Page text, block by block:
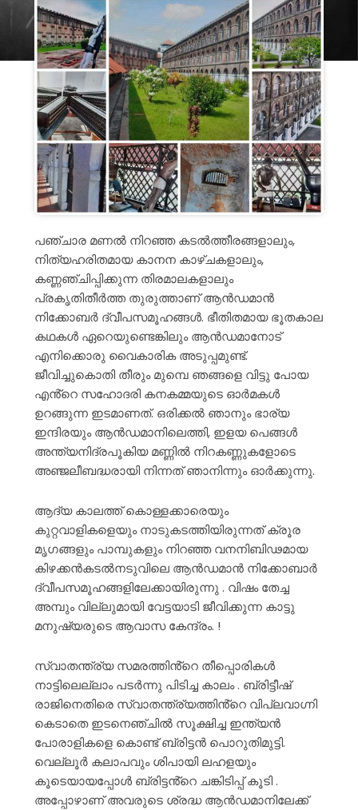
പഞ്ചാര മണൽ നിറഞ്ഞ കടൽത്തീരങ്ങളാലും,
നിത്യഹരിതമായ കാനന കാഴ്ചകളാലും,
കണ്ണഞ്ചിപ്പിക്കുന്ന തിരമാലകളാലും
പ്രകൃതിതീർത്ത തുരുത്താണ് ആൻഡമാൻ
നിക്കോബർ ദ്വീപസമൂഹങ്ങൾ. ഭീതിതമായ ഭൂതകാല
കഥകൾ ഏറെയുണ്ടെങ്കിലും ആൻഡമാനോട്
എനിക്കൊരു വൈകാരിക അടുപ്പമുണ്ട്.
ജീവിച്ചുകൊതി തീരും മുമ്പെ ഞങ്ങളെ വിട്ടു പോയ
എൻ്റെ സഹോദരി കനകമ്മയുടെ ഓർമകൾ
ഉറങ്ങുന്ന ഇടമാണത്. ഒരിക്കൽ ഞാനും ഭാര്യ
ഇന്ദിരയും ആൻഡമാനിലെത്തി, ഇളയ പെങ്ങൾ
അന്ത്യനിദ്രപൂകിയ മണ്ണിൽ നിറകണ്ണുകളോടെ
അഞ്ജലീബദ്ധരായി നിന്നത് ഞാനിന്നും ഓർക്കുന്നു.
ആദ്യ കാലത്ത് കൊള്ളക്കാരെയും
കുറ്റവാളികളെയും നാടുകടത്തിയിരുന്നത് ക്രൂര
മൃഗങ്ങളും പാമ്പുകളും നിറഞ്ഞ വനനിബിഢമായ
കിഴക്കൻകടൽനടുവിലെ ആൻഡമാൻ നിക്കോബാർ
ദ്വീപസമൂഹങ്ങളിലേക്കായിരുന്നു . വിഷം തേച്ച
അമ്പും വില്ലുമായി വേട്ടയാടി ജീവിക്കുന്ന കാട്ടു
മനുഷ്യരുടെ ആവാസ കേന്ദ്രം. !
സ്വാതന്ത്ര്യ സമരത്തിൻ്റെ തീപ്പൊരികൾ
നാട്ടിലെല്ലാം പടർന്നു പിടിച്ച കാലം . ബ്രിട്ടീഷ്
രാജിനെതിരെ സ്വാതന്ത്ര്യത്തിൻ്റെ വിപ്ലവാഗ്നി
കെടാതെ ഇടനെഞ്ചിൽ സൂക്ഷിച്ച ഇന്ത്യൻ
പോരാളികളെ കൊണ്ട് ബ്രിട്ടൻ പൊറുതിമുട്ടി.
വെല്ലൂർ കലാപവും ശിപായി ലഹളയും
കൂടെയായപ്പോൾ ബ്രിട്ടൻ്റെ ചങ്കിടിപ്പ് കൂടി .
അപ്പോഴാണ് അവരുടെ ശ്രദ്ധ ആൻഡമാനിലേക്ക്